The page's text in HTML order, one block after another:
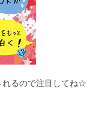
れるので注目してね☆